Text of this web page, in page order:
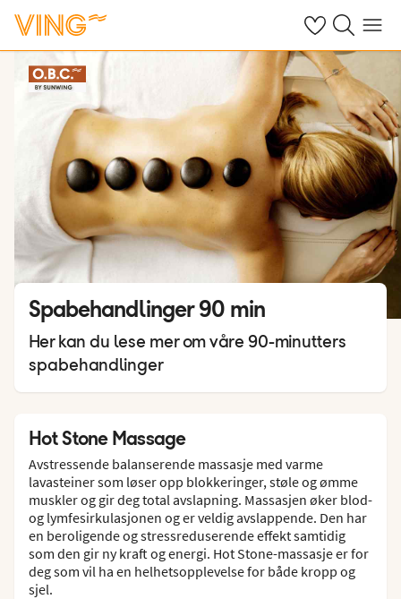
Se dine sparte
Søk påMeny
Spabehandlinger 90 min
Her kan du lese mer om våre 90-minutters
spabehandlinger
Hot Stone Massage
Avstressende balanserende massasje med varme
lavasteiner som løser opp blokkeringer, støle og ømme
muskler og gir deg total avslapning. Massasjen øker blod-
og lymfesirkulasjonen og er veldig avslappende. Den har
en beroligende og stressreduserende effekt samtidig
som den gir ny kraft og energi. Hot Stone-massasje er for
deg som vil ha en helhetsopplevelse for både kropp og
sjel.